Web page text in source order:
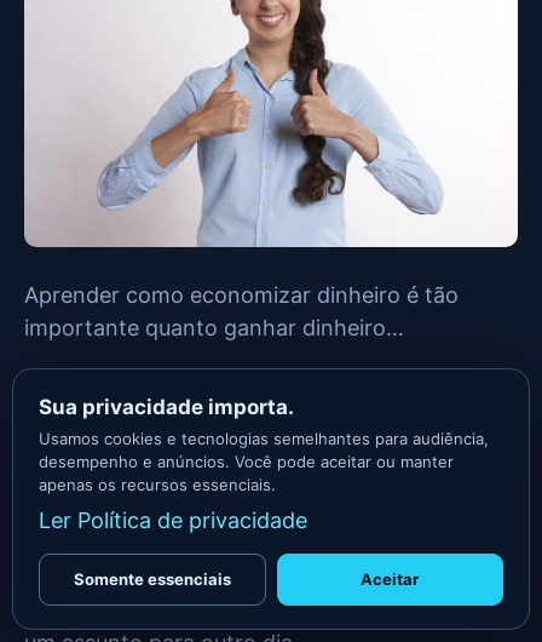
Aprender como economizar dinheiro é tão
importante quanto ganhar dinheiro…
Se você gastar tudo que ganha, se não juntar
dinheiro, se não investir, vai acabar refém do
dinheiro…
Como resultado, você vai estar confinado no
que Robert Kiyosaki, chama de
Ratosno livroPai Rico, Pai Pobre.
Há inúmeras formas de fazer isso, mas isto é
Sua privacidade importa.
Usamos cookies e tecnologias semelhantes para audiência,
desempenho e anúncios. Você pode aceitar ou manter
apenas os recursos essenciais.
Ler Política de privacidade
Somente essenciais Aceitar